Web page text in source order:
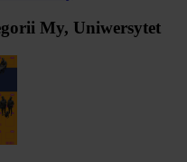
My, Uniwersytet